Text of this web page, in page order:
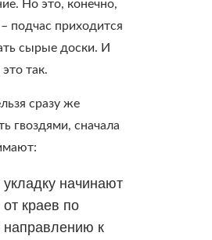
Но это, конечно,
подчас приходится
сырые доски. И
так.
сразу же
гвоздями, сначала
укладку начинают
от краев по
направлению к